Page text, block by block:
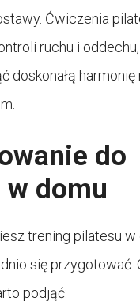
Ćwiczenia
ruchu i
doskonałą harmonię
do
domu
trening pilatesu w
się przygotować.
podjąć: